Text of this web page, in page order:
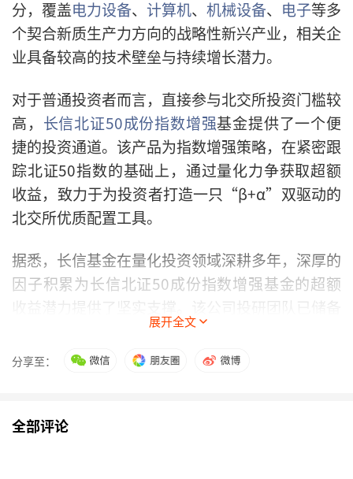
分，覆盖电力设备、 计算机、 机械设备、 电子等多
个契合新质生产力方向的战略性新兴产业，相关企
业具备较高的技术壁垒与持续增长潜力。
对于普通投资者而言，直接参与北交所投资门槛较
高， 长信北证50成份指数增强基金提供了一个便
捷的投资通道。该产品为指数增强策略，在紧密跟
踪北证50指数的基础上，通过量化力争获取超额
收益，致力于为投资者打造一只“β+α”双驱动的
北交所优质配置工具。
据悉，长信基金在量化投资领域深耕多年，深厚的
因子积累为长信北证50成份指数增强基金的超额
收益潜力提供了坚实支撑。该公司投研团队已储备
超过“1000+Alpha因子”，涵盖基本面与AI价量
因子，并持续投入神经网络、自然语言处理等技术
投研一体化平台实现底层逻辑充分共享，最大限度
展开全文
分享至：
全部评论